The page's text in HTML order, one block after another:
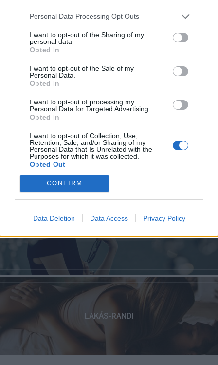
Personal Data Processing Opt Outs
I want to opt-out of the Sharing of my
personal data.
Opted In
I want to opt-out of the Sale of my
Personal Data.
Opted In
I want to opt-out of processing my
Personal Data for Targeted Advertising.
Opted In
I want to opt-out of Collection, Use,
Retention, Sale, and/or Sharing of my
Personal Data that Is Unrelated with the
Purposes for which it was collected.
Opted Out
CONFIRM
Data Deletion Data Access Privacy Policy
VESZÉLYES KORKÜLÖNBSÉG
MIETT - A DÖNTÉS
LAKÁS-RANDI